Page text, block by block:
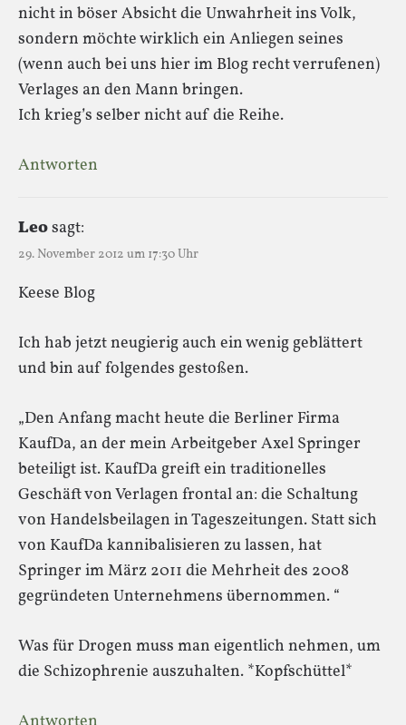
nicht in böser Absicht die Unwahrheit ins Volk,
sondern möchte wirklich ein Anliegen seines
(wenn auch bei uns hier im Blog recht verrufenen)
Verlages an den Mann bringen.
Ich krieg’s selber nicht auf die Reihe.
Antworten
Leosagt:
29. November 2012 um 17:30 Uhr
Keese Blog
Ich hab jetzt neugierig auch ein wenig geblättert
und bin auf folgendes gestoßen.
„Den Anfang macht heute die Berliner Firma
KaufDa, an der mein Arbeitgeber Axel Springer
beteiligt ist. KaufDa greift ein traditionelles
Geschäft von Verlagen frontal an: die Schaltung
von Handelsbeilagen in Tageszeitungen. Statt sich
von KaufDa kannibalisieren zu lassen, hat
Springer im März 2011 die Mehrheit des 2008
gegründeten Unternehmens übernommen. “
Was für Drogen muss man eigentlich nehmen, um
die Schizophrenie auszuhalten. *Kopfschüttel*